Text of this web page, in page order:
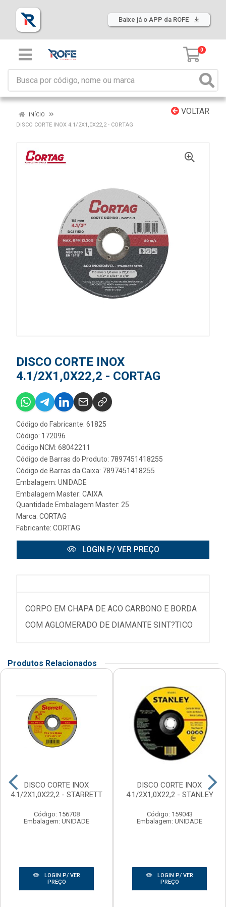
Baixe já o APP da ROFE
0
VOLTAR
INÍCIO
DISCO CORTE INOX 4.1/2X1,0X22,2 - CORTAG
DISCO CORTE INOX
4.1/2X1,0X22,2 - CORTAG
Código do Fabricante: 61825
Código: 172096
Código NCM: 68042211
Código de Barras do Produto: 7897451418255
Código de Barras da Caixa: 7897451418255
Embalagem: UNIDADE
Embalagem Master: CAIXA
Quantidade Embalagem Master: 25
Marca: CORTAG
Fabricante: CORTAG
LOGIN P/ VER PREÇO
CORPO EM CHAPA DE ACO CARBONO E BORDA
COM AGLOMERADO DE DIAMANTE SINT?TICO
Produtos Relacionados
DISCO CORTE INOX
4.1/2X1,0X22,2 - STARRETT
Código: 156708
Embalagem: UNIDADE
LOGIN P/ VER
PREÇO
DISCO CORTE INOX
4.1/2X1,0X22,2 - STANLEY
Código: 159043
Embalagem: UNIDADE
LOGIN P/ VER
PREÇO